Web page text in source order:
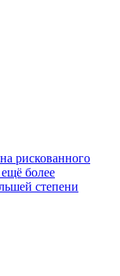
рискованного
более
степени